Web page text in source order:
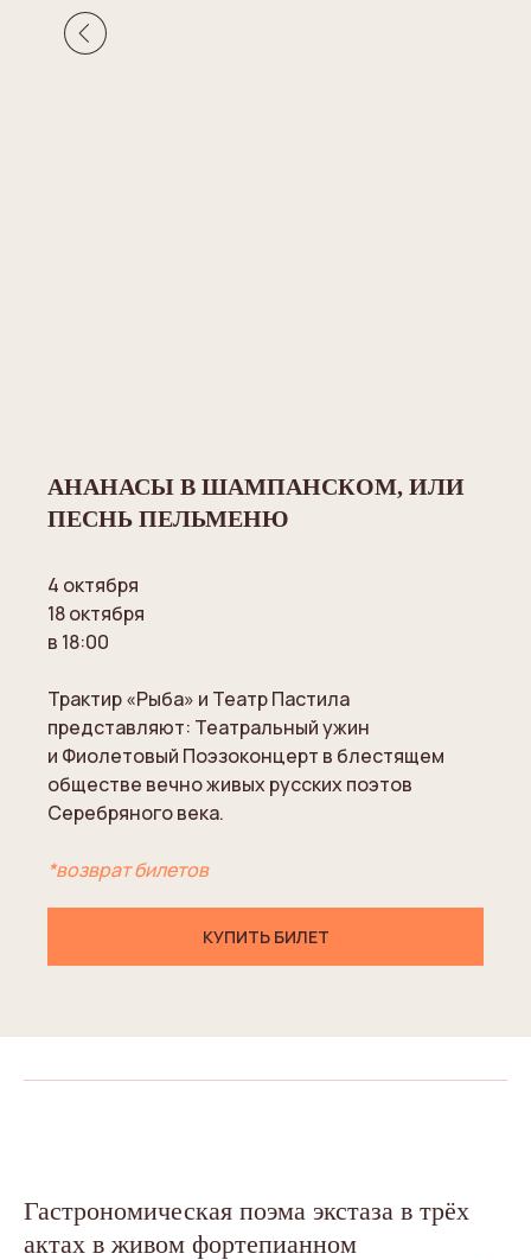
АНАНАСЫ В ШАМПАНСКОМ, ИЛИ
ПЕСНЬ ПЕЛЬМЕНЮ
4 октября
18 октября
в 18:00
Трактир «Рыба» и Театр Пастила
представляют: Театральный ужин
и Фиолетовый Поэзоконцерт в блестящем
обществе вечно живых русских поэтов
Серебряного века.
*возврат билетов
КУПИТЬ БИЛЕТ
Гастрономическая поэма экстаза в трёх
актах в живом фортепианном